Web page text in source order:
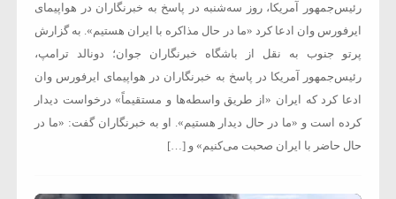
رئیس‌جمهور آمریکا، روز سه‌شنبه در پاسخ به خبرنگاران در هواپیمای
ایرفورس وان ادعا کرد «ما در حال مذاکره با ایران هستیم». به گزارش
پرتو جنوب به نقل از باشگاه خبرنگاران جوان؛ دونالد ترامپ،
رئیس‌جمهور آمریکا در پاسخ به خبرنگاران در هواپیمای ایرفورس وان
ادعا کرد که ایران «از طریق واسطه‌ها و مستقیماً» درخواست دیدار
کرده است و «ما در حال دیدار هستیم». او به خبرنگاران گفت: «ما در
حال حاضر با ایران صحبت می‌کنیم» و […]